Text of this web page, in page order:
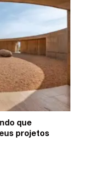
que
projetos